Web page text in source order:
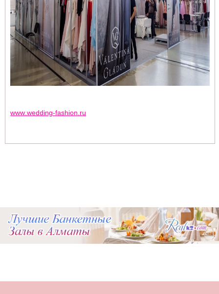
www wedding-fashion ru